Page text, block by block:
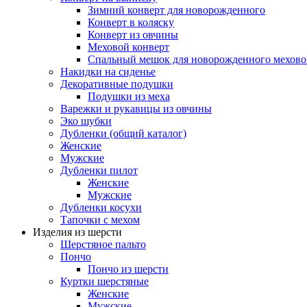
Зимний конверт для новорожденного
Конверт в коляску
Конверт из овчины
Меховой конверт
Спальный мешок для новорожденного
Накидки на сиденье
Декоративные подушки
Подушки из меха
Варежки и рукавицы из овчины
Эко шубки
Дубленки (общий каталог)
Женские
Мужские
Дубленки пилот
Женские
Мужские
Дубленки косухи
Тапочки с мехом
Изделия из шерсти
Шерстяное пальто
Пончо
Пончо из шерсти
Куртки шерстяные
Женские